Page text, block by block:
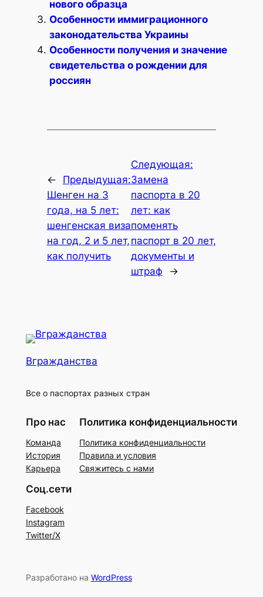
нового образца
Особенности иммиграционного
законодательства Украины
Особенности получения и значение
свидетельства о рождении для
россиян
←
Предыдущая:
Шенген на 3
года, на 5 лет:
шенгенская виза
на год, 2 и 5 лет,
как получить
Следующая:
Замена
паспорта в 20
лет: как
поменять
паспорт в 20 лет,
документы и
штраф
→
Вгражданства
Все о паспортах разных стран
Про нас
Команда
История
Карьера
Политика конфиденциальности
Политика конфиденциальности
Правила и условия
Свяжитесь с нами
Соц.сети
Facebook
Instagram
Twitter/X
Разработано на WordPress